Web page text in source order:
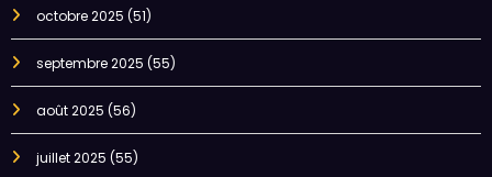
octobre 2025 (51)
septembre 2025 (55)
août 2025 (56)
juillet 2025 (55)